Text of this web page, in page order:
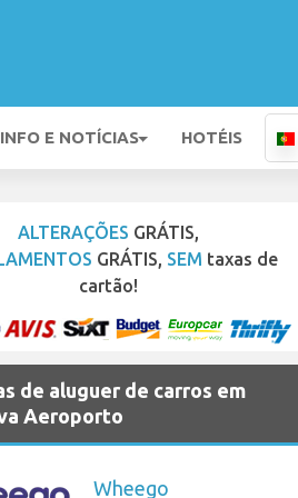
INFO E NOTÍCIAS HOTÉIS
ALTERAÇÕES GRÁTIS,
GRÁTIS, SEM taxas de
cartão!
de aluguer de carros em
Aeroporto
Wheego